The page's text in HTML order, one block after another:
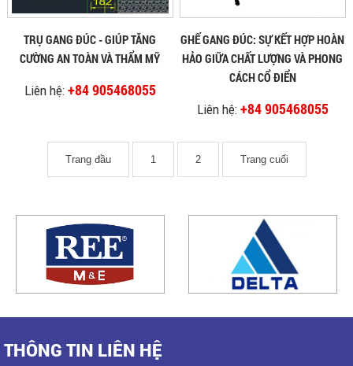
TRỤ GANG ĐÚC - GIÚP TĂNG
CƯỜNG AN TOÀN VÀ THẨM MỸ
Liên hệ: +84 905468055
GHẾ GANG ĐÚC: SỰ KẾT HỢP HOÀN
HẢO GIỮA CHẤT LƯỢNG VÀ PHONG
CÁCH CỔ ĐIỂN
Liên hệ: +84 905468055
Trang đầu 1 2 Trang cuối
THÔNG TIN LIÊN HỆ